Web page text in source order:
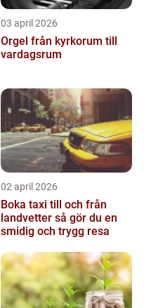
03 april 2026
Orgel från kyrkorum till
vardagsrum
02 april 2026
Boka taxi till och från
landvetter så gör du en
smidig och trygg resa